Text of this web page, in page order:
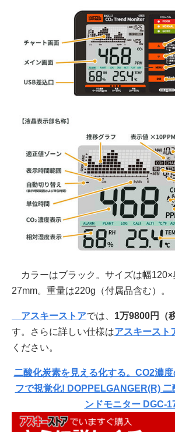
カラーはブラック。サイズは幅120×
27mm。重量は220g（付属品含む）。
アスキーストアでは、 1万9800円 （
す。さらに詳しい仕様はアスキースト
ください。
二酸化炭素を見える化する。CO2濃
フで視覚化! DOPPELGANGER(R) 二
ンドモニター DGC-